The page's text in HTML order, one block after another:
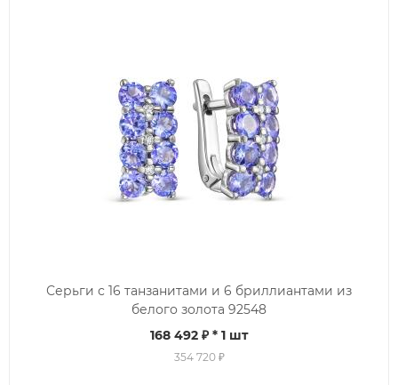
Серьги с 16 танзанитами и 6 бриллиантами из
белого золота 92548
168 492 ₽ * 1 шт
354 720 ₽